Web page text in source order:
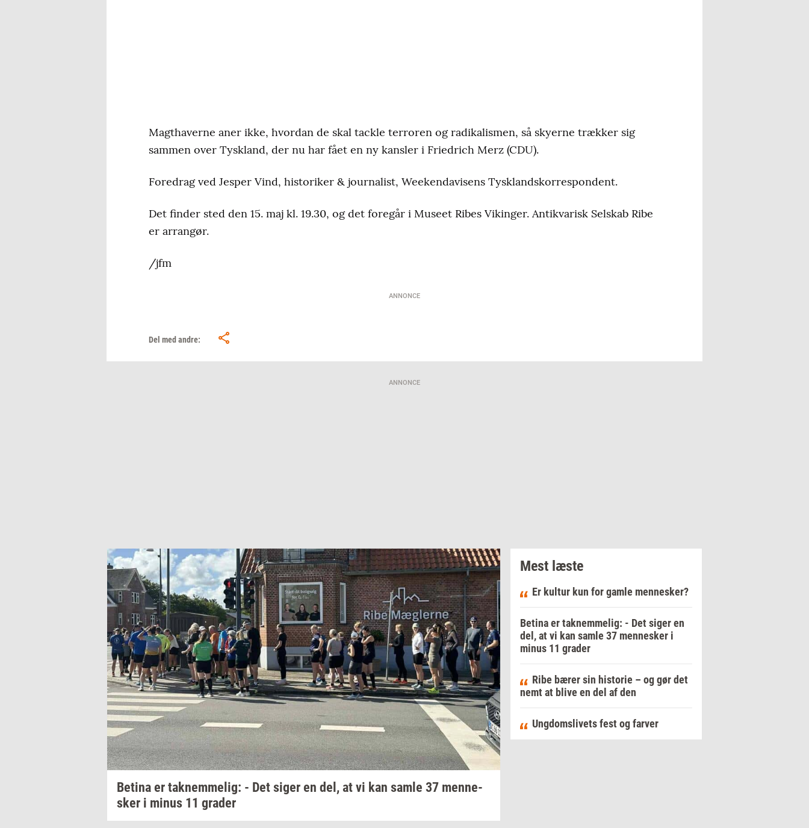
Magthaverne aner ikke, hvordan de skal tackle terroren og radikalismen, så skyerne trækker sig
sammen over Tyskland, der nu har fået en ny kansler i Friedrich Merz (CDU).
Foredrag ved Jesper Vind, historiker & journalist, Weekendavisens Tysklandskorrespondent.
Det finder sted den 15. maj kl. 19.30, og det foregår i Museet Ribes Vikinger. Antikvarisk Selskab Ribe
er arrangør.
/jfm
ANNONCE
Del med andre:
ANNONCE
Be­ti­na er tak­nem­me­lig: - Det siger en del, at vi kan samle 37 men­ne­
sker i minus 11 gra­der
Mest læste
Er kultur kun for gamle mennesker?
Betina er taknemmelig: - Det siger en
del, at vi kan samle 37 mennesker i
minus 11 grader
Ribe bærer sin historie – og gør det
nemt at blive en del af den
Ungdomslivets fest og farver